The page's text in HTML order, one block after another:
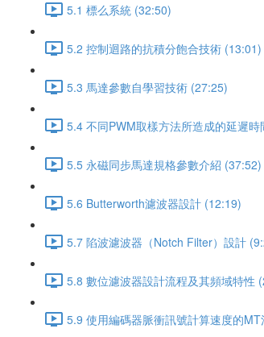
5.1 標么系統 (32:50)
5.2 控制迴路的抗積分飽合技術 (13:01)
5.3 馬達參數自學習技術 (27:25)
5.4 不同PWM取樣方法所造成的延遲
5.5 永磁同步馬達規格參數介紹 (37:52)
5.6 Butterworth濾波器設計 (12:19)
5.7 陷波濾波器（Notch Filter）設計
5.8 數位濾波器設計流程及其頻域特性
5.9 使用編碼器脈衝訊號計算速度的